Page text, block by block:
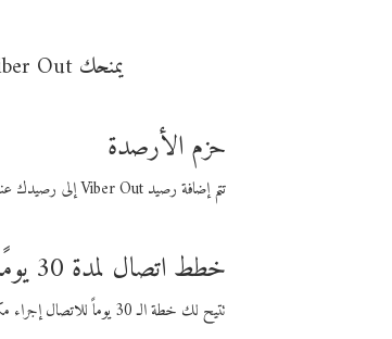
يمنحك Viber Out المزيد من وقت المكالمة مقابل تكلفة أقل من المال. اختر من أحد خيارات الاتصال المرنة ذات السعر المنخفض:
حزم الأرصدة
تتم إضافة رصيد Viber Out إلى رصيدك عند شراء أي مبلغ. باستخدام رصيدك، يمكنك إجراء مكالمات إلى أي رقم في العالم بأسعار فايبر المنخفضة.
خطط اتصال لمدة 30 يومًا
تتيح لك خطة الـ 30 يوماً للاتصال إجراء مكالمات دولية إلى الوجهة التي تختارها لمدة 30 يوماً بأسعار فايبر المنخفضة.